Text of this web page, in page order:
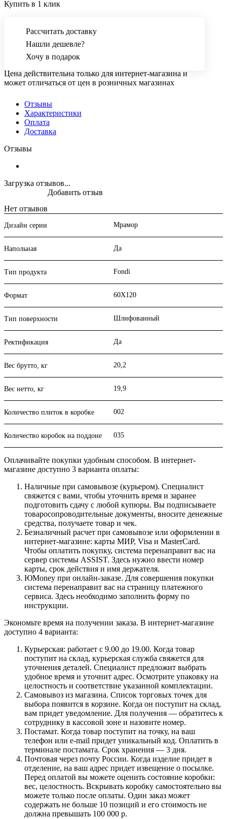
Купить в 1 клик
Рассчитать доставку
Нашли дешевле?
Хочу в подарок
Цена действительна только для интернет-магазина и
может отличаться от цен в розничных магазинах
Отзывы
Характеристики
Оплата
Доставка
Отзывы
Загрузка отзывов...
Нет отзывов
Добавить отзыв
Дизайн серии Мрамор
Напольная Да
Тип продукта Fondi
Формат 60X120
Тип поверхности Шлифованный
Ректификация Да
Вес брутто, кг 20,2
Вес нетто, кг 19,9
Количество плиток в коробке 002
Количество коробок на поддоне 035
Оплачивайте покупки удобным способом. В интернет-
магазине доступно 3 варианта оплаты:
Наличные при самовывозе (курьером). Специалист
свяжется с вами, чтобы уточнить время и заранее
подготовить сдачу с любой купюры. Вы подписываете
товаросопроводительные документы, вносите денежные
средства, получаете товар и чек.
Безналичный расчет при самовывозе или оформлении в
интернет-магазине: карты МИР, Visa и MasterCard.
Чтобы оплатить покупку, система перенаправит вас на
сервер системы ASSIST. Здесь нужно ввести номер
карты, срок действия и имя держателя.
ЮMoney при онлайн-заказе. Для совершения покупки
система перенаправит вас на страницу платежного
сервиса. Здесь необходимо заполнить форму по
инструкции.
Экономьте время на получении заказа. В интернет-магазине
доступно 4 варианта:
Курьерская: работает с 9.00 до 19.00. Когда товар
поступит на склад, курьерская служба свяжется для
уточнения деталей. Специалист предложит выбрать
удобное время и уточнит адрес. Осмотрите упаковку на
целостность и соответствие указанной комплектации.
Самовывоз из магазина. Список торговых точек для
выбора появится в корзине. Когда он поступит на склад,
вам придет уведомление. Для получения — обратитесь к
сотруднику в кассовой зоне и назовите номер.
Постамат. Когда товар поступит на точку, на ваш
телефон или e-mail придет уникальный код. Оплатить в
терминале постамата. Срок хранения — 3 дня.
Почтовая через почту России. Когда изделие придет в
отделение, на ваш адрес придет извещение о посылке.
Перед оплатой вы можете оценить состояние коробки:
вес, целостность. Вскрывать коробку самостоятельно вы
можете только после оплаты. Один заказ может
содержать не больше 10 позиций и его стоимость не
должна превышать 100 000 р.